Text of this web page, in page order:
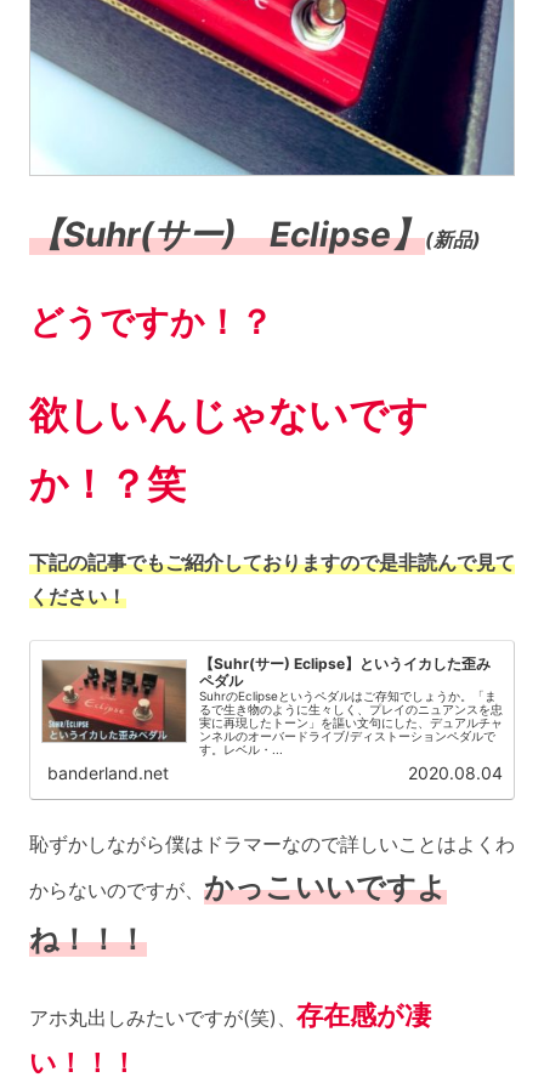
【Suhr(サー) Eclipse】(新品)
どうですか！？
欲しいんじゃないです
か！？笑
下記の記事でもご紹介しておりますので是非読んで見て
ください！
【Suhr(サー) Eclipse】というイカした歪み
ペダル
SuhrのEclipseというペダルはご存知でしょうか。「ま
るで生き物のように生々しく、プレイのニュアンスを忠
実に再現したトーン」を謳い文句にした、デュアルチャ
ンネルのオーバードライブ/ディストーションペダルで
す。レベル・...
banderland.net 2020.08.04
恥ずかしながら僕はドラマーなので詳しいことはよくわ
からないのですが、 かっこいいですよ
ね！！！
アホ丸出しみたいですが(笑)、 存在感が凄
い！！！